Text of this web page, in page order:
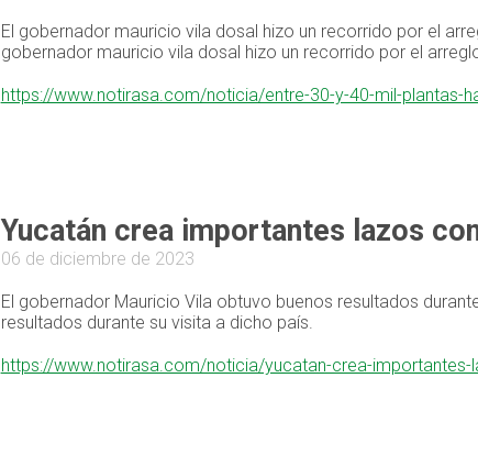
El gobernador mauricio vila dosal hizo un recorrido por el
gobernador mauricio vila dosal hizo un recorrido por el
https://www.notirasa.com/noticia/entre-30-y-40-mil-plantas-
Yucatán crea importantes lazos
06 de diciembre de 2023
El gobernador Mauricio Vila obtuvo buenos resultados
resultados durante su visita a dicho país.
https://www.notirasa.com/noticia/yucatan-crea-